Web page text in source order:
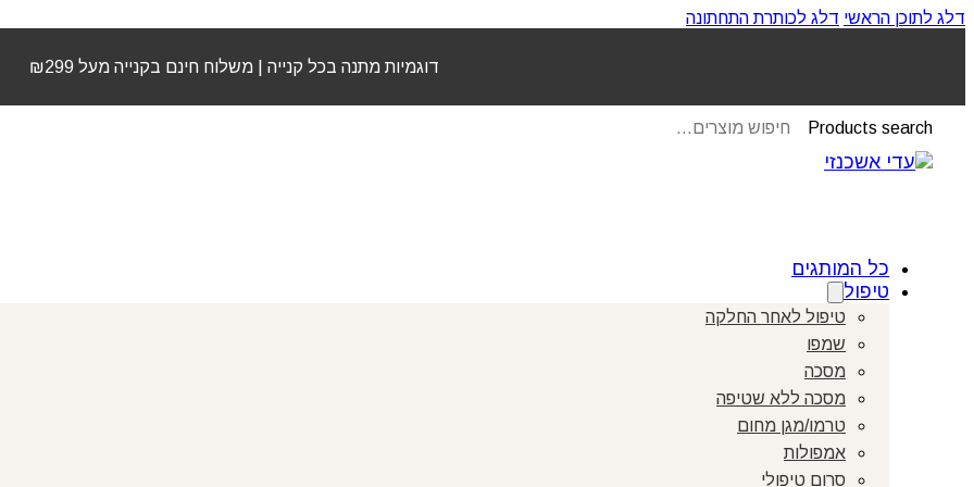
דלג לתוכן הראשי דלג לכותרת התחתונה
דוגמיות מתנה בכל קנייה | משלוח חינם בקנייה מעל ₪299
Products search
כל המותגים
טיפול
טיפול לאחר החלקה
שמפו
מסכה
מסכה ללא שטיפה
טרמו/מגן מחום
אמפולות
סרום טיפולי